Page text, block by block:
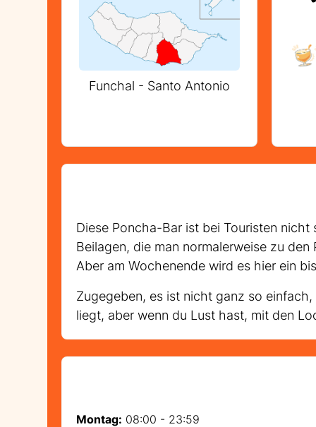
Funchal - Santo Antonio
Diese Poncha-Bar ist bei Touristen
Beilagen, die man normalerweise zu
Aber am Wochenende wird es hier ein
Zugegeben, es ist nicht ganz so
liegt, aber wenn du Lust hast, mit den
Montag: 08:00 - 23:59